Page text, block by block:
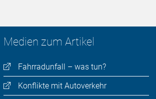
Medien zum Artikel
Fahrradunfall – was tun?
Konflikte mit Autoverkehr